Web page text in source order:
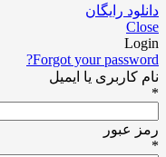
Forgot your
یا ایمیل